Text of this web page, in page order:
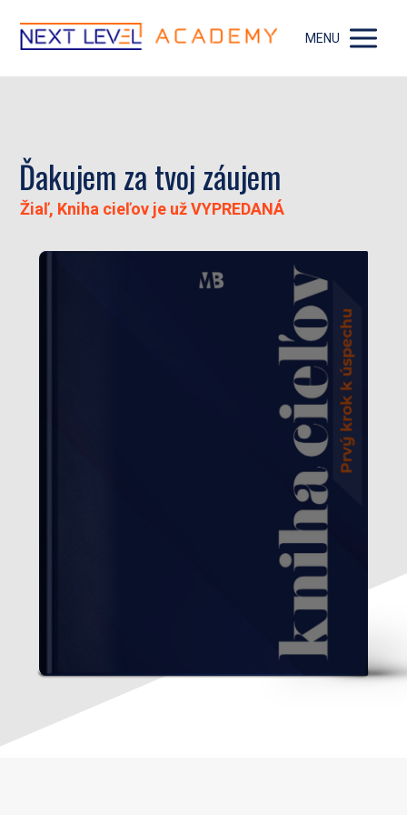
MENU
Ďakujem za tvoj záujem
Žiaľ, Kniha cieľov je už VYPREDANÁ